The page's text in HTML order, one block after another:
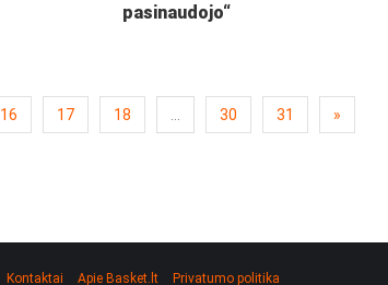
pasinaudojo“
16 17 18 30 31 »
Kontaktai Apie Basket.lt Privatumo politika